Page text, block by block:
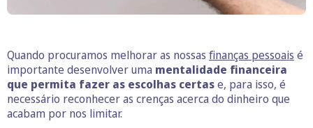
Quando procuramos melhorar as nossas finanças pessoais é
importante desenvolver uma mentalidade financeira
que permita fazer as escolhas certase, para isso, é
necessário reconhecer as crenças acerca do dinheiro que
acabam por nos limitar.